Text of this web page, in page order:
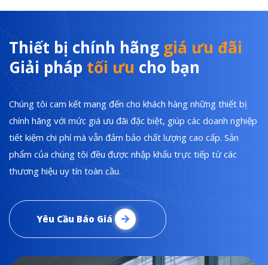
Thiết bị chính hãng giá ưu đãi
Giải pháp tối ưu cho bạn
Chúng tôi cam kết mang đến cho khách hàng những thiết bị
chính hãng với mức giá ưu đãi đặc biệt, giúp các doanh nghiệp
tiết kiệm chi phí mà vẫn đảm bảo chất lượng cao cấp. Sản
phẩm của chúng tôi đều được nhập khẩu trực tiếp từ các
thương hiệu uy tín toàn cầu.
Yêu Cầu Báo Giá